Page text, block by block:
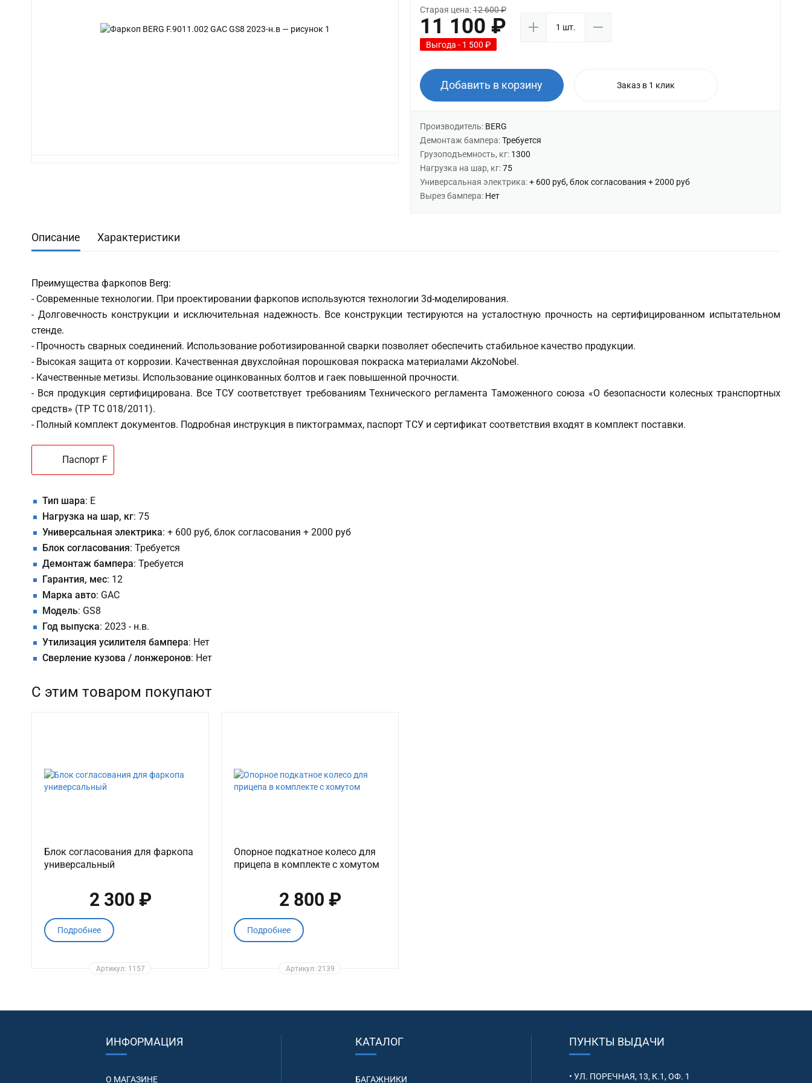
Старая цена:12 600 ₽
11 100 ₽
Выгода - 1 500 ₽
Добавить в корзину Заказ в 1 клик
Производитель: BERG
Демонтаж бампера:Требуется
Грузоподъемность, кг: 1300
Нагрузка на шар, кг:75
Универсальная электрика:+ 600 руб, блок согласования + 2000 руб
Вырез бампера: Нет
Описание Характеристики
Преимущества фаркопов Berg:
- Современные технологии. При проектировании фаркопов используются технологии 3d-моделирования.
- Долговечность конструкции и исключительная надежность. Все конструкции тестируются на усталостную прочность на сертифицированном испытательном
стенде.
- Прочность сварных соединений. Использование роботизированной сварки позволяет обеспечить стабильное качество продукции.
- Высокая защита от коррозии. Качественная двухслойная порошковая покраска материалами AkzoNobel.
- Качественные метизы. Использование оцинкованных болтов и гаек повышенной прочности.
- Вся продукция сертифицирована. Все ТСУ соответствует требованиям Технического регламента Таможенного союза «О безопасности колесных транспортных
средств» (ТР ТС 018/2011).
- Полный комплект документов. Подробная инструкция в пиктограммах, паспорт ТСУ и сертификат соответствия входят в комплект поставки.
Паспорт F
Тип шара: E
Нагрузка на шар, кг: 75
Универсальная электрика: + 600 руб, блок согласования + 2000 руб
Блок согласования: Требуется
Демонтаж бампера: Требуется
Гарантия, мес: 12
Марка авто: GAC
Модель: GS8
Год выпуска: 2023 - н.в.
Утилизация усилителя бампера: Нет
Сверление кузова / лонжеронов: Нет
С этим товаром покупают
Блок согласования для фаркопа
универсальный
2 300 ₽
Подробнее
Артикул: 1157
Опорное подкатное колесо для
прицепа в комплекте с хомутом
2 800 ₽
Подробнее
Артикул: 2139
ИНФОРМАЦИЯ
О МАГАЗИНЕ
КАТАЛОГ
БАГАЖНИКИ
ПУНКТЫ ВЫДАЧИ
• УЛ. ПОРЕЧНАЯ, 13, К.1, ОФ. 1